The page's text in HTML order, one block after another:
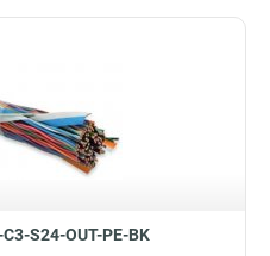
S24-OUT-PE-BK